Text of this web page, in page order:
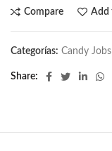
Compare Add
Categorías: Candy Jobs
Share